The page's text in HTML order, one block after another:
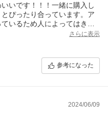
いです！！！一緒に購入し
ぴったり合っています。ア
いるため人によってはきつ
が、私には丁度良く、アウ
らないようにぴったり腕に
さらに表示
参考になった
2024/06/09